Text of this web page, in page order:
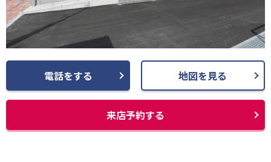
電話をする 地図を見る
来店予約する